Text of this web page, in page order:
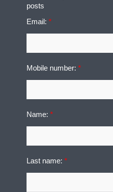
posts
Email:*
Mobile number:*
Name:*
Last name:*